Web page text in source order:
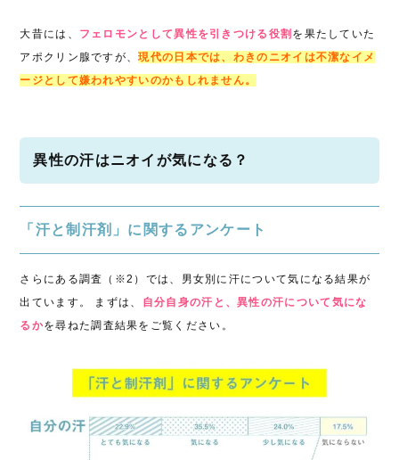
大昔には、 フェロモンとして異性を引きつける役割 を果たしていた
アポクリン腺ですが、現代の日本では、わきのニオイは不潔なイメ
ージとして嫌われやすいのかもしれません。
異性の汗はニオイが気になる？
「汗と制汗剤」に関するアンケート
さらにある調査（※2）では、男女別に汗について気になる結果が
出ています。 まずは、 自分自身の汗と、異性の汗について気にな
るかを尋ねた調査結果をご覧ください。